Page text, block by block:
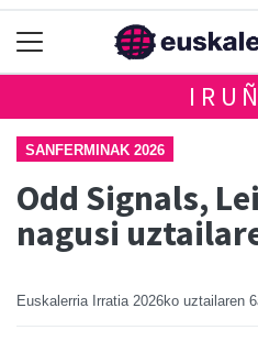
SANFERMINAK 2026
Odd Signals,
nagusi
Euskalerria Irratia 2026ko uztailaren